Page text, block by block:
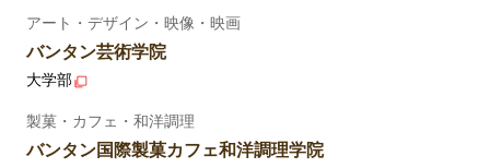
アート・デザイン・映像・映画
バンタン芸術学院
大学部
製菓・カフェ・和洋調理
バンタン国際製菓カフェ和洋調理学院